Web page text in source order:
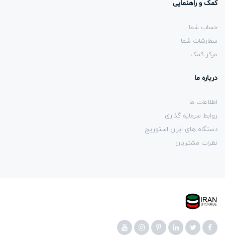
کمک و راهنمایی
حساب شما
سفارشات شما
مرکز کمک
درباره ما
اطلاعات ما
روابط سرمایه گذاری
دستگاه های ایران استوریج
نظرات مشتریان